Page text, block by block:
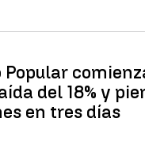
Popular
del 18% y
en tres días